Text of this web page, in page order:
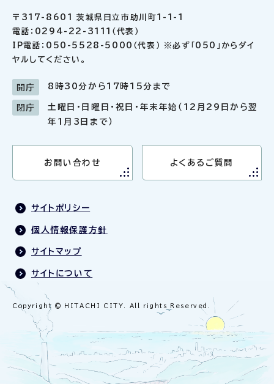
〒317-8601 茨城県日立市助川町1-1-1
電話：0294-22-3111（代表）
IP電話：050-5528-5000（代表） ※必ず「050」からダイ
ヤルしてください。
開庁 8時30分から17時15分まで
閉庁
土曜日・日曜日・祝日・年末年始（12月29日から翌
年1月3日まで）
お問い合わせ よくあるご質問
サイトポリシー
個人情報保護方針
サイトマップ
サイトについて
Copyright © HITACHI CITY. All rights Reserved.